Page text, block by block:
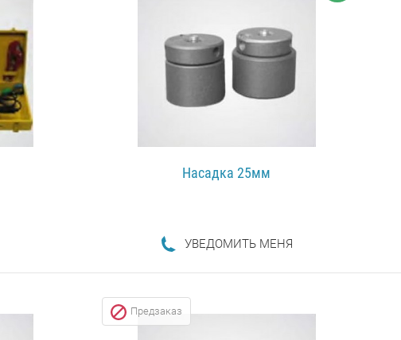
Насадка 25мм
УВЕДОМИТЬ МЕНЯ
Предзаказ